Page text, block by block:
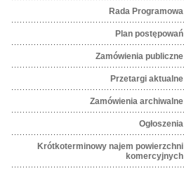
Rada Programowa
Plan postępowań
Zamówienia publiczne
Przetargi aktualne
Zamówienia archiwalne
Ogłoszenia
Krótkoterminowy najem powierzchni
komercyjnych